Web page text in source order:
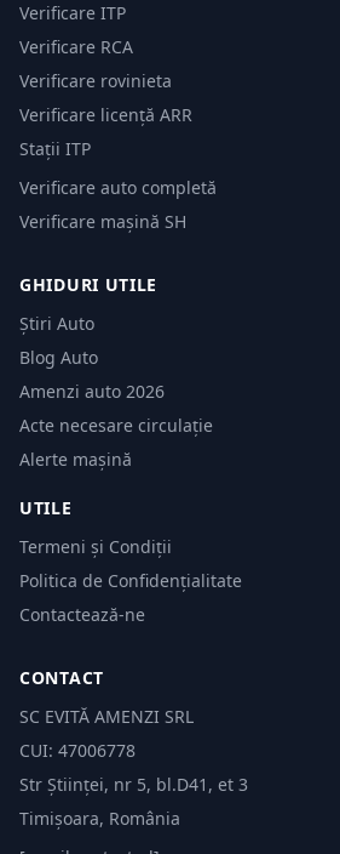
Verificare ITP
Verificare RCA
Verificare rovinieta
Verificare licență ARR
Stații ITP
Verificare auto completă
Verificare mașină SH
GHIDURI UTILE
Știri Auto
Blog Auto
Amenzi auto 2026
Acte necesare circulație
Alerte mașină
UTILE
Termeni și Condiții
Politica de Confidențialitate
Contactează-ne
CONTACT
SC EVITĂ AMENZI SRL
CUI: 47006778
Str Științei, nr 5, bl.D41, et 3
Timișoara, România